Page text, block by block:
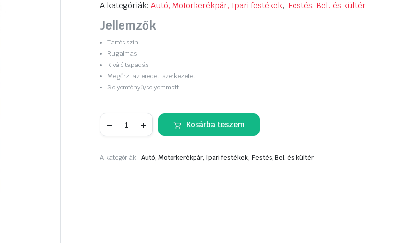
A kategóriák: Autó, Motorkerékpár, Ipari festékek, Festés, Bel. és kültér
Jellemzők
Tartós szín
Rugalmas
Kiváló tapadás
Megőrzi az eredeti szerkezetet
Selyemfényű/selyemmatt
vinyl,bőrfesték
aer.
04066
Kosárba teszem
A kategóriák: Autó, Motorkerékpár, Ipari festékek, Festés, Bel. és kültér